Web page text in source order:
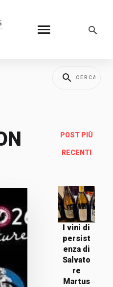
POST PIÙ
RECENTI
I vini di
persist
enza di
Salvato
re
Martus